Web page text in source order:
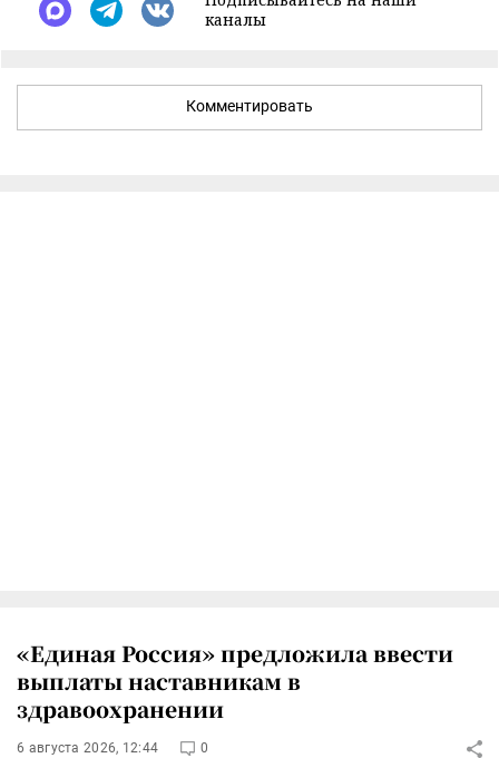
каналы
Комментировать
«Единая Россия» предложила ввести
выплаты наставникам в
здравоохранении
6 августа 2026, 12:44 0